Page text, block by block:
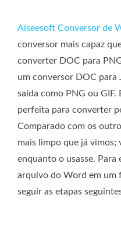
Aiseesoft Conversor de
conversor mais capaz
converter DOC para
um conversor DOC para
saída como PNG ou GIF.
perfeita para converter
Comparado com os
mais limpo que já vimos;
enquanto o usasse.
arquivo do Word em um
seguir as etapas